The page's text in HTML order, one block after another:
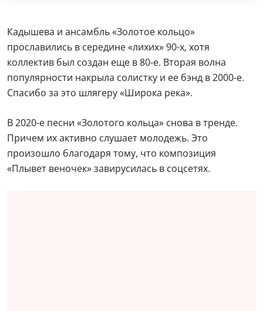
Кадышева и ансамбль «Золотое кольцо»
прославились в середине «лихих» 90-х, хотя
коллектив был создан еще в 80-е. Вторая волна
популярности накрыла солистку и ее бэнд в 2000-е.
Спасибо за это шлягеру «Широка река».
В 2020-е песни «Золотого кольца» снова в тренде.
Причем их активно слушает молодежь. Это
произошло благодаря тому, что композиция
«Плывет веночек» завирусилась в соцсетях.